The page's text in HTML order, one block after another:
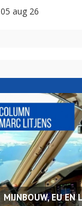
05 aug 26
MIJNBOUW, EU EN